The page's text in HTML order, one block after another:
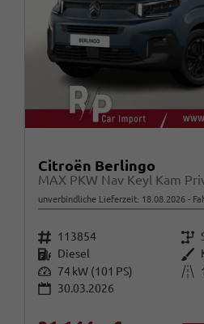
Citroën Berlingo
MAX PKW Nav Keyl Kam
unverbindliche Lieferzeit: 18.08.2026
Fahrzeugnr. 113854 Getriebe
Kraftstoff Diesel Außenfarbe
Leistung 74 kW (101 PS) Kilometerstand
30.03.2026